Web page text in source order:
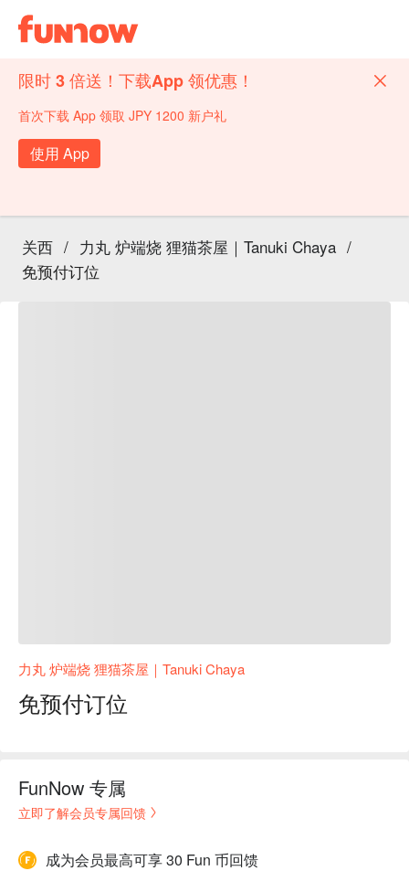
限时 3 倍送！下载App 领优惠！
首次下载 App 领取 JPY 1200 新户礼
使用 App
关西 / 力丸 炉端烧 狸猫茶屋｜Tanuki Chaya /
免预付订位
力丸 炉端烧 狸猫茶屋｜Tanuki Chaya
免预付订位
FunNow 专属
立即了解会员专属回馈
成为会员最高可享 30 Fun 币回馈